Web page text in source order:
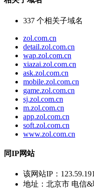
337 个相关子域名
zol.com.cn
detail.zol.com.cn
wap.zol.com.cn
xiazai.zol.com.cn
ask.zol.com.cn
mobile.zol.com.cn
game.zol.com.cn
sj.zol.com.cn
m.zol.com.cn
app.zol.com.cn
soft.zol.com.cn
www.zol.com.cn
同IP网站
该网站IP：
地址： 北京市 电信